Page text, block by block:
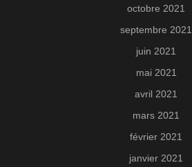
octobre 2021
septembre 2021
juin 2021
mai 2021
avril 2021
mars 2021
février 2021
janvier 2021